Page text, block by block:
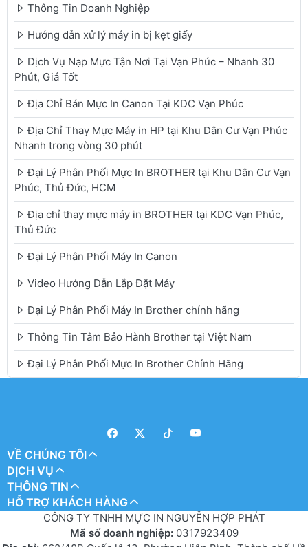
Thông Tin Doanh Nghiệp
Hướng dẫn xử lý máy in bị kẹt giấy
Dịch Vụ Nạp Mực Tận Nơi Tại Vạn Phúc – Nhanh 30
Phút, Giá Tốt
Địa Chỉ Bán Mực In Canon Tại KDC Vạn Phúc
Địa Chỉ Thay Mực Máy in HP tại Khu Dân Cư Vạn Phúc
Nhanh trong vòng 30 phút
Đại Lý Phân Phối Mực In BROTHER tại Khu Dân Cư Vạn
Phúc, Thủ Đức, HCM
Địa chỉ thay mực máy in BROTHER tại KDC Vạn Phúc,
Thủ Đức
Đại Lý Phân Phối Máy In Canon
Video Hướng Dẫn Lắp Đặt Máy
Đại Lý Phân Phối Máy In Brother chính hãng
Thông Tin Tâm Bảo Hành Brother tại Việt Nam
Đại Lý Phân Phối Mực In Brother Chính Hãng
VỀ CHÚNG TÔI
DỊCH VỤ
THÔNG TIN
HỖ TRỢ KHÁCH HÀNG
CÔNG TY TNHH MỰC IN NGUYỄN HỢP PHÁT
Mã số doanh nghiệp: 0317923409